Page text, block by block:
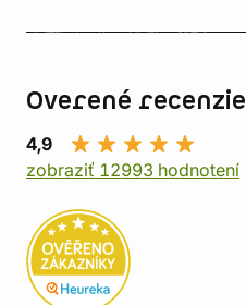
Overené recenzie
4,9
zobraziť 12993 hodnotení